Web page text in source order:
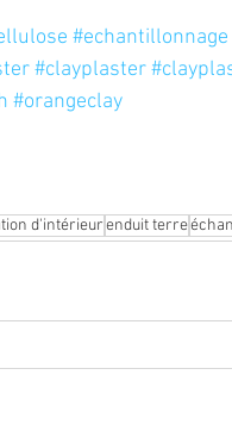
#echantillonnage
#clayplaster
#orangeclay
d'intérieurenduit terre